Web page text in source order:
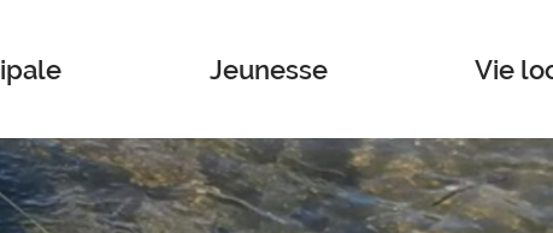
Jeunesse Vie